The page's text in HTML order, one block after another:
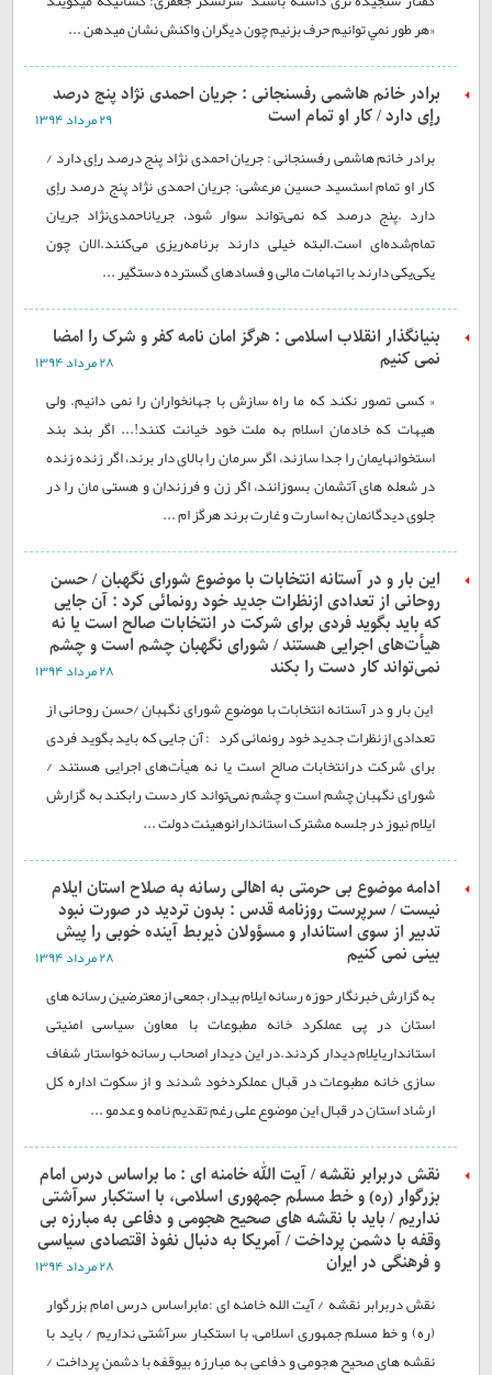
«هر طور نمي توانيم حرف بزنيم چون ديگران واكنش نشان ميدهن ...
برادر خانم هاشمی رفسنجانی : جریان احمدی نژاد پنج درصد
رإی دارد / کار او تمام است ۲۹ مرداد ۱۳۹۴
برادر خانم هاشمی رفسنجانی : جریان احمدی نژاد پنج درصد رإی دارد /
کار او تمام استسید حسین مرعشی: جریان احمدی نژاد پنج درصد رإی
دارد .پنج درصد که نمی‌تواند سوار شود، جریاناحمدی‌نژاد جریان
تمام‌شده‌ای است.البته خیلی دارند برنامه‌ریزی می‌کنند.الان چون
یکی‌یکی دارند با اتهامات مالی و فسادهای گسترده دستگیر ...
بنیانگذار انقلاب اسلامی : هرگز امان نامه کفر و شرک را امضا
نمی کنیم ۲۸ مرداد ۱۳۹۴
« کسی تصور نکند که ما راه سازش با جهانخواران را نمی دانیم. ولی
هیهات که خادمان اسلام به ملت خود خیانت کنند!... اگر بند بند
استخوانهایمان را جدا سازند، اگر سرمان را بالای دار برند، اگر زنده زنده
در شعله های آتشمان بسوزانند، اگر زن و فرزندان و هستی مان را در
جلوی دیدگانمان به اسارت و غارت برند هرگز ام ...
این بار و در آستانه انتخابات با موضوع شورای نگهبان / حسن
روحانی از تعدادی ازنظرات جدید خود رونمائی کرد : آن جایی
که باید بگوید فردی برای شرکت در انتخابات صالح است یا نه
هیأت‌های اجرایی هستند / شورای نگهبان چشم است و چشم
نمی‌تواند کار دست را بکند ۲۸ مرداد ۱۳۹۴
این بار و در آستانه انتخابات با موضوع شورای نگهبان /حسن روحانی از
تعدادی ازنظرات جدید خود رونمائی کرد : آن جایی که باید بگوید فردی
برای شرکت درانتخابات صالح است یا نه هیأت‌های اجرایی هستند /
شورای نگهبان چشم است و چشم نمی‌تواند کار دست رابکند به گزارش
ایلام نیوز در جلسه مشترک استاندارانوهیئت دولت ...
ادامه موضوع بی حرمتی به اهالی رسانه به صلاح استان ایلام
نیست / سرپرست روزنامه قدس : بدون تردید در صورت نبود
تدبیر از سوی استاندار و مسؤولان ذیربط آینده خوبی را پیش
بینی نمی کنیم ۲۸ مرداد ۱۳۹۴
به گزارش خبرنگار حوزه رسانه ایلام بیدار، جمعی ازمعترضین رسانه های
استان در پی عملکرد خانه مطبوعات با معاون سیاسی امنیتی
استانداریایلام دیدار کردند.در این دیدار اصحاب رسانه خواستار شفاف
سازی خانه مطبوعات در قبال عملکردخود شدند و از سکوت اداره کل
ارشاد استان در قبال این موضوع علی رغم تقدیم نامه و عدمو ...
نقش دربرابر نقشه / آیت الله خامنه ای : ما براساس درس امام
بزرگوار (ره) و خط مسلم جمهوری اسلامی، با استکبار سرآشتی
نداریم / باید با نقشه های صحیح هجومی و دفاعی به مبارزه بی
وقفه با دشمن پرداخت / آمریکا به دنبال نفوذ اقتصادی سیاسی
و فرهنگی در ایران ۲۸ مرداد ۱۳۹۴
نقش دربرابر نقشه / آیت الله خامنه ای :مابراساس درس امام بزرگوار
(ره) و خط مسلم جمهوری اسلامی، با استکبار سرآشتی نداریم / باید با
نقشه های صحیح هجومی و دفاعی به مبارزه بیوقفه با دشمن پرداخت /